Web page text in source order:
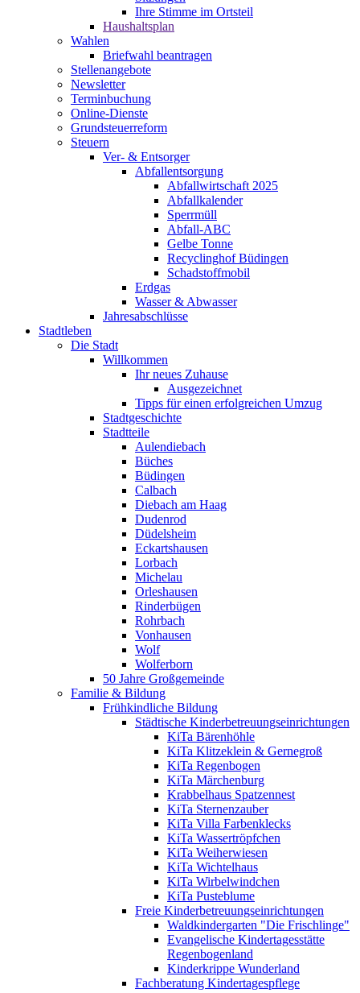
Ihre Stimme im Ortsteil
Haushaltsplan
Wahlen
Briefwahl beantragen
Stellenangebote
Newsletter
Terminbuchung
Online-Dienste
Grundsteuerreform
Steuern
Ver- & Entsorger
Abfallentsorgung
Abfallwirtschaft 2025
Abfallkalender
Sperrmüll
Abfall-ABC
Gelbe Tonne
Recyclinghof Büdingen
Schadstoffmobil
Erdgas
Wasser & Abwasser
Jahresabschlüsse
Stadtleben
Die Stadt
Willkommen
Ihr neues Zuhause
Ausgezeichnet
Tipps für einen erfolgreichen Umzug
Stadtgeschichte
Stadtteile
Aulendiebach
Büches
Büdingen
Calbach
Diebach am Haag
Dudenrod
Düdelsheim
Eckartshausen
Lorbach
Michelau
Orleshausen
Rinderbügen
Rohrbach
Vonhausen
Wolf
Wolferborn
50 Jahre Großgemeinde
Familie & Bildung
Frühkindliche Bildung
Städtische Kinderbetreuungseinrichtungen
KiTa Bärenhöhle
KiTa Klitzeklein & Gernegroß
KiTa Regenbogen
KiTa Märchenburg
Krabbelhaus Spatzennest
KiTa Sternenzauber
KiTa Villa Farbenklecks
KiTa Wassertröpfchen
KiTa Weiherwiesen
KiTa Wichtelhaus
KiTa Wirbelwindchen
KiTa Pusteblume
Freie Kinderbetreuungseinrichtungen
Waldkindergarten "Die Frischlinge"
Evangelische Kindertagesstätte
Regenbogenland
Kinderkrippe Wunderland
Fachberatung Kindertagespflege